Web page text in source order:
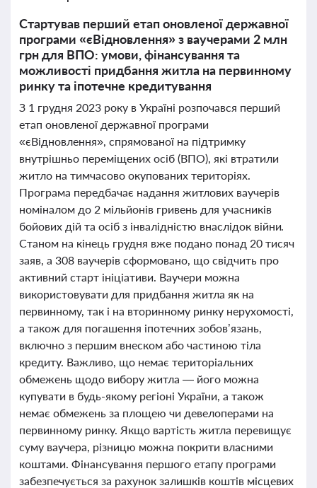
Стартував перший етап оновленої державної
програми «єВідновлення» з ваучерами 2 млн
грн для ВПО: умови, фінансування та
можливості придбання житла на первинному
ринку та іпотечне кредитування
З 1 грудня 2023 року в Україні розпочався перший
етап оновленої державної програми
«єВідновлення», спрямованої на підтримку
внутрішньо переміщених осіб (ВПО), які втратили
житло на тимчасово окупованих територіях.
Програма передбачає надання житлових ваучерів
номіналом до 2 мільйонів гривень для учасників
бойових дій та осіб з інвалідністю внаслідок війни.
Станом на кінець грудня вже подано понад 20 тисяч
заяв, а 308 ваучерів сформовано, що свідчить про
активний старт ініціативи. Ваучери можна
використовувати для придбання житла як на
первинному, так і на вторинному ринку нерухомості,
а також для погашення іпотечних зобов’язань,
включно з першим внеском або частиною тіла
кредиту. Важливо, що немає територіальних
обмежень щодо вибору житла — його можна
купувати в будь-якому регіоні України, а також
немає обмежень за площею чи девелоперами на
первинному ринку. Якщо вартість житла перевищує
суму ваучера, різницю можна покрити власними
коштами. Фінансування першого етапу програми
забезпечується за рахунок залишків коштів місцевих